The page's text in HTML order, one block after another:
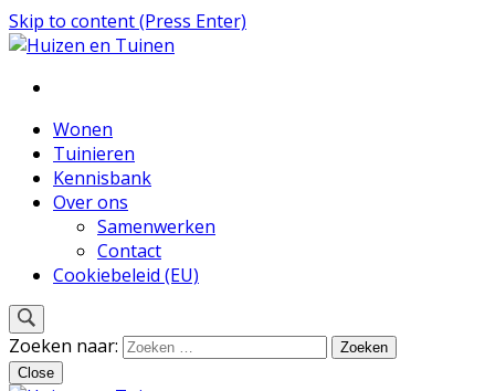
Skip to content (Press Enter)
Huizen en Tuinen
Inspiratie voor wonen en tuinieren
Wonen
Tuinieren
Kennisbank
Over ons
Samenwerken
Contact
Cookiebeleid (EU)
Zoeken naar:
Close